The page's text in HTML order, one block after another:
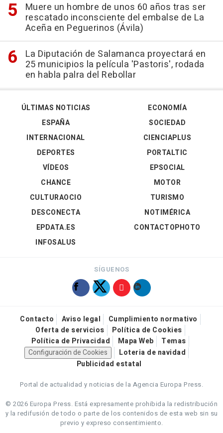
Muere un hombre de unos 60 años tras ser
rescatado inconsciente del embalse de La
Aceña en Peguerinos (Ávila)
La Diputación de Salamanca proyectará en
25 municipios la película 'Pastoris', rodada
en habla palra del Rebollar
ÚLTIMAS NOTICIAS
ESPAÑA
INTERNACIONAL
DEPORTES
VÍDEOS
ECONOMÍA
SOCIEDAD
CIENCIAPLUS
PORTALTIC
EPSOCIAL
CHANCE
CULTURAOCIO
DESCONECTA
EPDATA.ES
INFOSALUS
MOTOR
TURISMO
NOTIMÉRICA
CONTACTOPHOTO
SÍGUENOS
Contacto Aviso legal
Cumplimiento normativo
Oferta de servicios
Política de Cookies
Política de Privacidad
Mapa Web
Temas
Configuración de Cookies
Loteria de navidad
Publicidad estatal
Portal de actualidad y noticias de la Agencia Europa Press.
© 2026 Europa Press. Está expresamente prohibida la redistribución
y la redifusión de todo o parte de los contenidos de esta web sin su
previo y expreso consentimiento.